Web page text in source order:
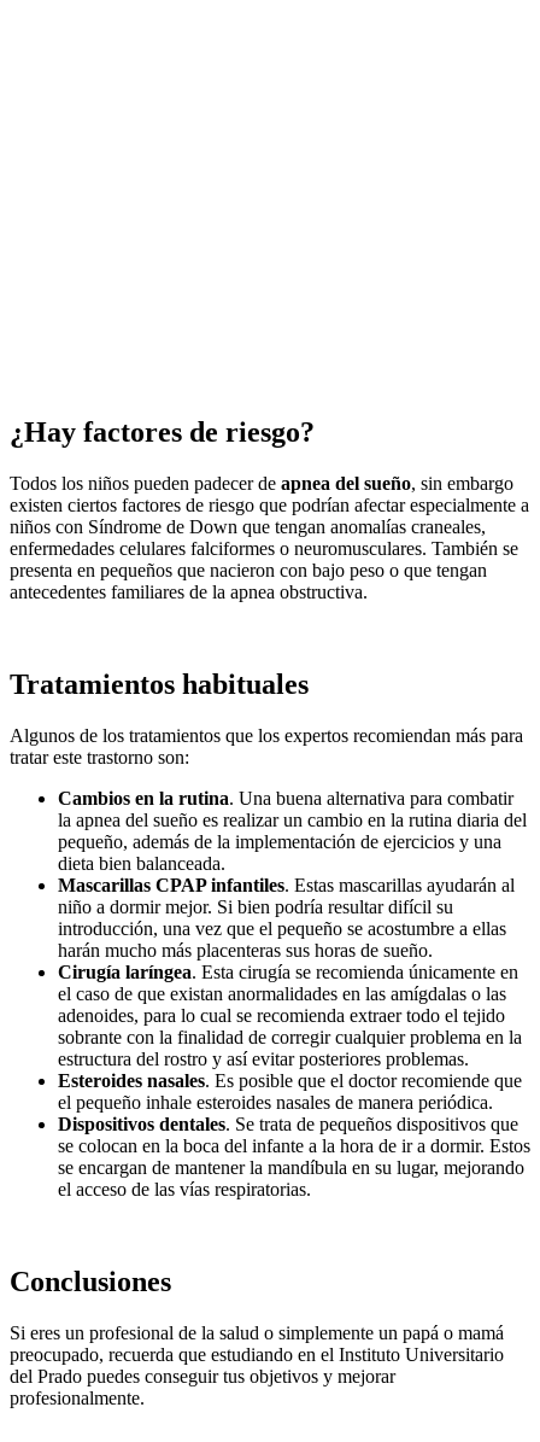
¿Hay factores de riesgo?
Todos los niños pueden padecer de apnea del sueño, sin embargo
existen ciertos factores de riesgo que podrían afectar especialmente a
niños con Síndrome de Down que tengan anomalías craneales,
enfermedades celulares falciformes o neuromusculares. También se
presenta en pequeños que nacieron con bajo peso o que tengan
antecedentes familiares de la apnea obstructiva.
Tratamientos habituales
Algunos de los tratamientos que los expertos recomiendan más para
tratar este trastorno son:
Cambios en la rutina. Una buena alternativa para combatir
la apnea del sueño es realizar un cambio en la rutina diaria del
pequeño, además de la implementación de ejercicios y una
dieta bien balanceada.
Mascarillas CPAP infantiles. Estas mascarillas ayudarán al
niño a dormir mejor. Si bien podría resultar difícil su
introducción, una vez que el pequeño se acostumbre a ellas
harán mucho más placenteras sus horas de sueño.
Cirugía laríngea. Esta cirugía se recomienda únicamente en
el caso de que existan anormalidades en las amígdalas o las
adenoides, para lo cual se recomienda extraer todo el tejido
sobrante con la finalidad de corregir cualquier problema en la
estructura del rostro y así evitar posteriores problemas.
Esteroides nasales. Es posible que el doctor recomiende que
el pequeño inhale esteroides nasales de manera periódica.
Dispositivos dentales. Se trata de pequeños dispositivos que
se colocan en la boca del infante a la hora de ir a dormir. Estos
se encargan de mantener la mandíbula en su lugar, mejorando
el acceso de las vías respiratorias.
Conclusiones
Si eres un profesional de la salud o simplemente un papá o mamá
preocupado, recuerda que estudiando en el Instituto Universitario
del Prado puedes conseguir tus objetivos y mejorar
profesionalmente.